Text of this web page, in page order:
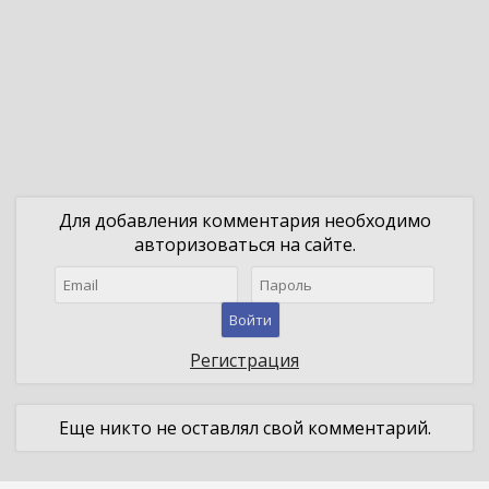
Для добавления комментария необходимо
авторизоваться на сайте.
Войти
Регистрация
Еще никто не оставлял свой комментарий.